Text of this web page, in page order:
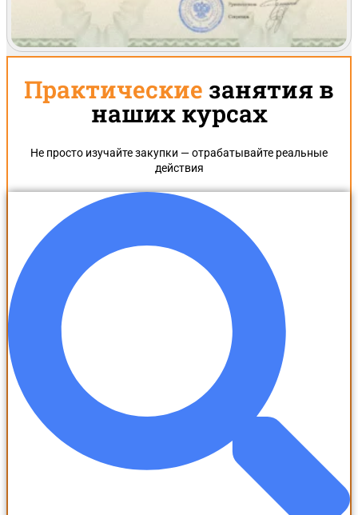
Практические занятия в
наших курсах
Не просто изучайте закупки — отрабатывайте реальные
действия